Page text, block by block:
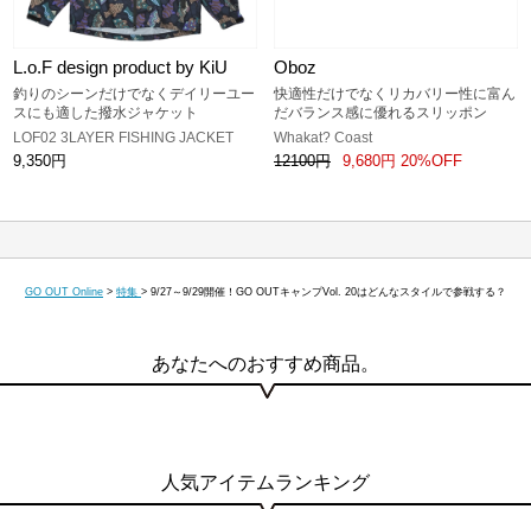
L.o.F design product by KiU
釣りのシーンだけでなくデイリーユー
スにも適した撥水ジャケット
LOF02 3LAYER FISHING JACKET
9,350円
Oboz
快適性だけでなくリカバリー性に富ん
だバランス感に優れるスリッポン
Whakat? Coast
12100円 9,680円 20%OFF
GO OUT Online > 特集 > 9/27～9/29開催！GO OUTキャンプVol. 20はどんなスタイルで参戦する？
あなたへのおすすめ商品。
人気アイテムランキング